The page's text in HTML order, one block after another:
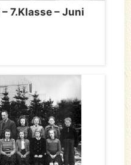
7.Klasse – Juni